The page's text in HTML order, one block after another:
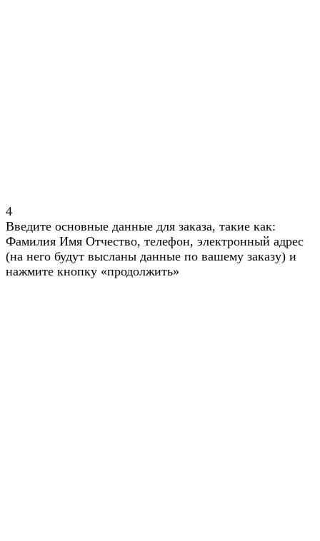
4
Введите основные данные для заказа, такие как:
Фамилия Имя Отчество, телефон, электронный адрес
(на него будут высланы данные по вашему заказу) и
нажмите кнопку «продолжить»